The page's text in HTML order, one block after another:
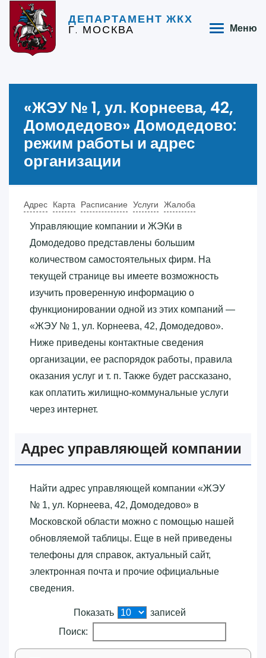
ДЕПАРТАМЕНТ ЖКХ
Г. МОСКВА Меню
«‎ЖЭУ № 1, ул. Корнеева, 42,
Домодедово»‎ Домодедово:
режим работы и адрес
организации
Адрес Карта Расписание Услуги Жалоба
Управляющие компании и ЖЭКи в
Домодедово представлены большим
количеством самостоятельных фирм. На
текущей странице вы имеете возможность
изучить проверенную информацию о
функционировании одной из этих компаний —
«‎ЖЭУ № 1, ул. Корнеева, 42, Домодедово»‎.
Ниже приведены контактные сведения
организации, ее распорядок работы, правила
оказания услуг и т. п. Также будет рассказано,
как оплатить жилищно-коммунальные услуги
через интернет.
Адрес управляющей компании
Найти адрес управляющей компании «‎ЖЭУ
№ 1, ул. Корнеева, 42, Домодедово»‎ в
Московской области можно с помощью нашей
обновляемой таблицы. Еще в ней приведены
телефоны для справок, актуальный сайт,
электронная почта и прочие официальные
сведения.
Показать
записей
Поиск: